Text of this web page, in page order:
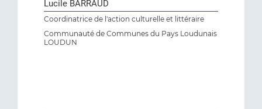
Lucile BARRAUD
Coordinatrice de l'action culturelle et littéraire
Communauté de Communes du Pays Loudunais
LOUDUN